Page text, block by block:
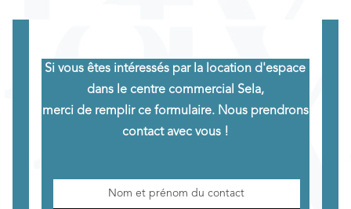
Si vous êtes intéressés par la location d'espace
dans le centre commercial Sela,
merci de remplir ce formulaire. Nous prendrons
contact avec vous !